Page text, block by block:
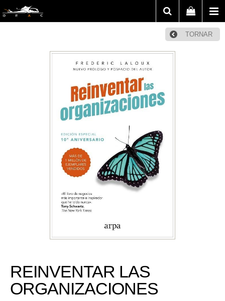
TORNAR
REINVENTAR LAS
ORGANIZACIONES